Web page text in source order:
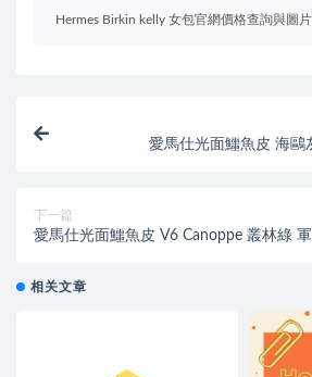
Hermes Birkin kelly 女包官網價格查詢與圖片
愛馬仕光面鱷魚皮 海鷗
下一篇
愛馬仕光面鱷魚皮 V6 Canoppe 叢林綠
相关文章